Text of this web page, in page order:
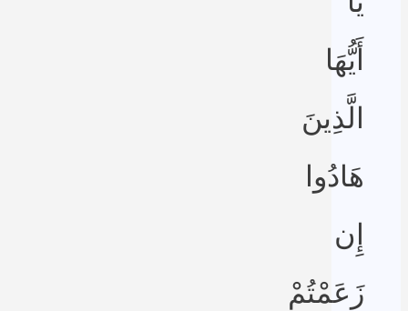
أَيُّهَا
الَّذِينَ
هَادُوا
إِن
زَعَمْتُمْ